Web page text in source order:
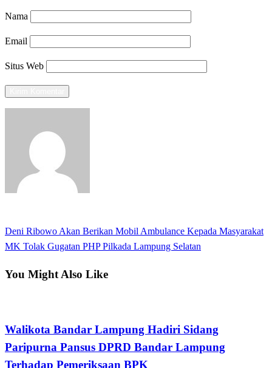
Nama
Email
Situs Web
Navigasi
Previous
Post
Deni Ribowo Akan Berikan Mobil Ambulance Kepada Masyarakat
Next
MK Tolak Gugatan PHP Pilkada Lampung Selatan
You Might Also Like
Walikota Bandar Lampung Hadiri Sidang
Paripurna Pansus DPRD Bandar Lampung
Terhadap Pemeriksaan BPK